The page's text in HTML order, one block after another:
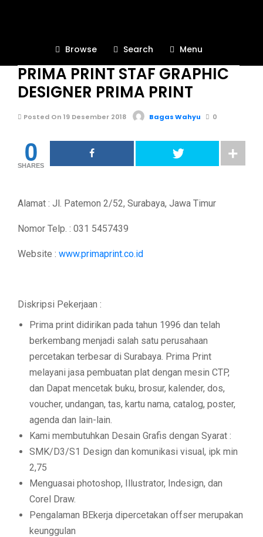
Browse Search Menu
LOWONGAN PEKERJAAN
PRIMA PRINT STAF GRAPHIC
DESIGNER PRIMA PRINT
Posted On 19 Desember 2018 Bagas Wahyu 0
0
SHARES
Alamat : Jl. Patemon 2/52, Surabaya, Jawa Timur
Nomor Telp. : 031 5457439
Website : www.primaprint.co.id
Diskripsi Pekerjaan :
Prima print didirikan pada tahun 1996 dan telah
berkembang menjadi salah satu perusahaan
percetakan terbesar di Surabaya. Prima Print
melayani jasa pembuatan plat dengan mesin CTP,
dan Dapat mencetak buku, brosur, kalender, dos,
voucher, undangan, tas, kartu nama, catalog, poster,
agenda dan lain-lain.
Kami membutuhkan Desain Grafis dengan Syarat :
SMK/D3/S1 Design dan komunikasi visual, ipk min
2,75
Menguasai photoshop, Illustrator, Indesign, dan
Corel Draw.
Pengalaman BEkerja dipercetakan offser merupakan
keunggulan